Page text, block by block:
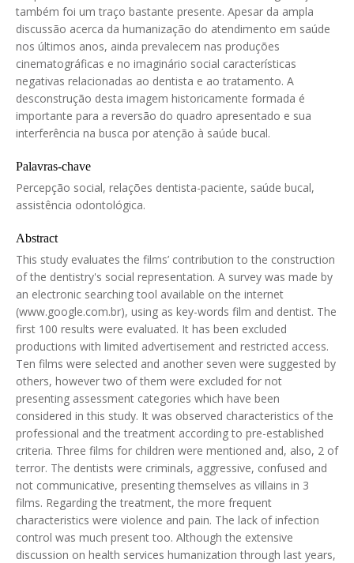
também foi um traço bastante presente. Apesar da ampla
discussão acerca da humanização do atendimento em saúde
nos últimos anos, ainda prevalecem nas produções
cinematográficas e no imaginário social características
negativas relacionadas ao dentista e ao tratamento. A
desconstrução desta imagem historicamente formada é
importante para a reversão do quadro apresentado e sua
interferência na busca por atenção à saúde bucal.
Palavras-chave
Percepção social, relações dentista-paciente, saúde bucal,
assistência odontológica.
Abstract
This study evaluates the films’ contribution to the construction
of the dentistry's social representation. A survey was made by
an electronic searching tool available on the internet
(www.google.com.br), using as key-words film and dentist. The
first 100 results were evaluated. It has been excluded
productions with limited advertisement and restricted access.
Ten films were selected and another seven were suggested by
others, however two of them were excluded for not
presenting assessment categories which have been
considered in this study. It was observed characteristics of the
professional and the treatment according to pre-established
criteria. Three films for children were mentioned and, also, 2 of
terror. The dentists were criminals, aggressive, confused and
not communicative, presenting themselves as villains in 3
films. Regarding the treatment, the more frequent
characteristics were violence and pain. The lack of infection
control was much present too. Although the extensive
discussion on health services humanization through last years,